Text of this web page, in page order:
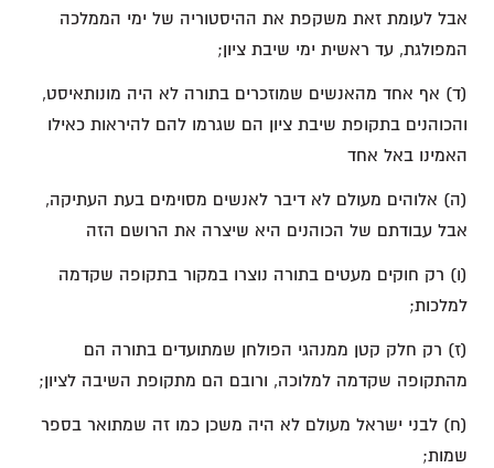
אבל לעומת זאת משקפת את ההיסטוריה של ימי הממלכה
המפולגת, עד ראשית ימי שיבת ציון;
(ד) אף אחד מהאנשים שמוזכרים בתורה לא היה מונותאיסט,
והכוהנים בתקופת שיבת ציון הם שגרמו להם להיראות כאילו
האמינו באל אחד
(ה) אלוהים מעולם לא דיבר לאנשים מסוימים בעת העתיקה,
אבל עבודתם של הכוהנים היא שיצרה את הרושם הזה
(ו) רק חוקים מעטים בתורה נוצרו במקור בתקופה שקדמה
למלכות;
(ז) רק חלק קטן ממנהגי הפולחן שמתועדים בתורה הם
מהתקופה שקדמה למלוכה, ורובם הם מתקופת השיבה לציון;
(ח) לבני ישראל מעולם לא היה משכן כמו זה שמתואר בספר
שמות;